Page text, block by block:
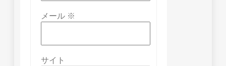
メール ※
サイト